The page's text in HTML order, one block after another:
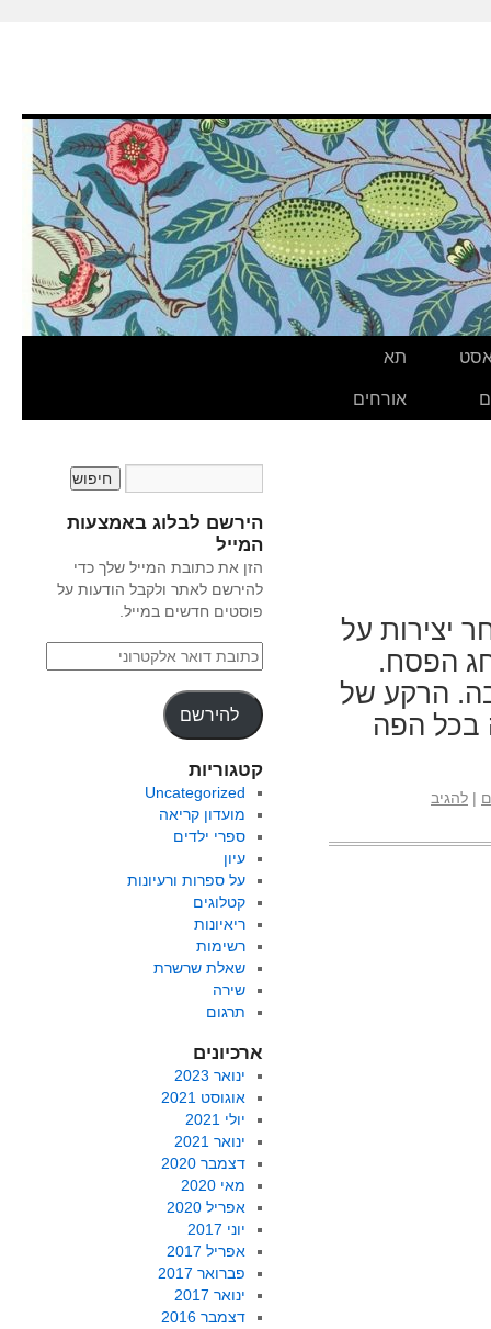
תא
אורחים
יצירות על
הפסח.
הרקע של
בכל הפה
| להגיב
הירשם לבלוג באמצעות
המייל
הזן את כתובת המייל שלך כדי
להירשם לאתר ולקבל הודעות על
פוסטים חדשים במייל.
להירשם
קטגוריות
Uncategorized
מועדון קריאה
ספרי ילדים
עיון
על ספרות ורעיונות
קטלוגים
ריאיונות
רשימות
שאלת שרשרת
שירה
תרגום
ארכיונים
ינואר 2023
אוגוסט 2021
יולי 2021
ינואר 2021
דצמבר 2020
מאי 2020
אפריל 2020
יוני 2017
אפריל 2017
פברואר 2017
ינואר 2017
דצמבר 2016